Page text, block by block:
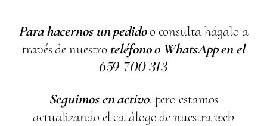
Para hacernos un pedidoo consulta hágalo a
través de nuestro teléfono o WhatsApp en el
659 700313
Seguimos en activo, pero estamos
actualizando el catálogo de nuestra web